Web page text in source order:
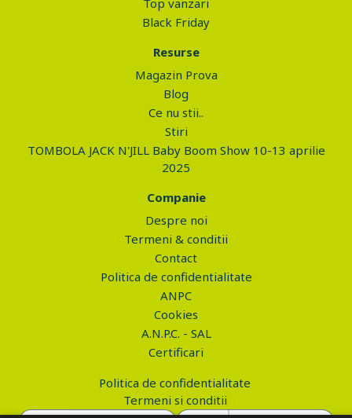
Top vanzari
Black Friday
Resurse
Magazin Prova
Blog
Ce nu stii..
Stiri
TOMBOLA JACK N'JILL Baby Boom Show 10-13 aprilie
2025
Companie
Despre noi
Termeni & conditii
Contact
Politica de confidentialitate
ANPC
Cookies
A.N.P.C. - SAL
Certificari
Politica de confidentialitate
Termeni si conditii